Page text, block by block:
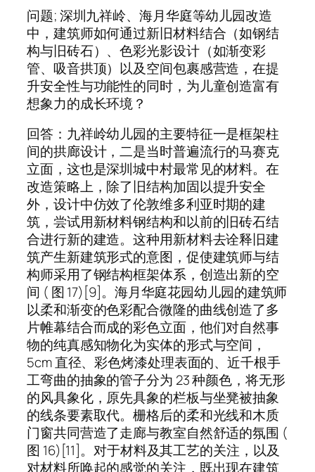
问题; 深圳九祥岭、海月华庭等幼儿园改造
中，建筑师如何通过新旧材料结合（如钢结
构与旧砖石）、色彩光影设计（如渐变彩
管、吸音拱顶）以及空间包裹感营造，在提
升安全性与功能性的同时，为儿童创造富有
想象力的成长环境？
回答：九祥岭幼儿园的主要特征一是框架柱
间的拱廊设计，二是当时普遍流行的马赛克
立面，这也是深圳城中村最常见的材料。在
改造策略上，除了旧结构加固以提升安全
外，设计中仿效了伦敦维多利亚时期的建
筑，尝试用新材料钢结构和以前的旧砖石结
合进行新的建造。这种用新材料去诠释旧建
筑产生新建筑形式的意图，促使建筑师与结
构师采用了钢结构框架体系，创造出新的空
间 ( 图 17)[9]。海月华庭花园幼儿园的建筑师
以柔和渐变的色彩配合微隆的曲线创造了多
片帷幕结合而成的彩色立面，他们对自然事
物的纯真感知物化为实体的形式与空间，
5cm 直径、彩色烤漆处理表面的、近千根手
工弯曲的抽象的管子分为 23 种颜色，将无形
的风具象化，原先具象的栏板与坐凳被抽象
的线条要素取代。栅格后的柔和光线和木质
门窗共同营造了走廊与教室自然舒适的氛围 (
图 16)[11]。对于材料及其工艺的关注，以及
对材料所唤起的感觉的关注，既出现在建筑